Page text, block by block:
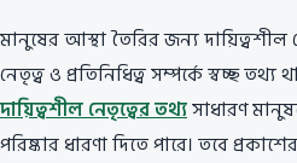
মানুষের আস্থা তৈরির জন্য দায়িত্বশীল
নেতৃত্ব ও প্রতিনিধিত্ব সম্পর্কে স্বচ্ছ
দায়িত্বশীল নেতৃত্বের তথ্যসাধারণ
পরিষ্কার ধারণা দিতে পারে। তবে